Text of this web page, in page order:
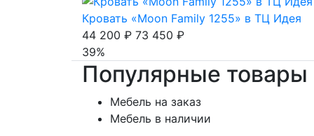
Кровать «Moon Family 1255» в ТЦ Идея
44 200 ₽ 73 450 ₽
39%
Популярные товары
Мебель на заказ
Мебель в наличии